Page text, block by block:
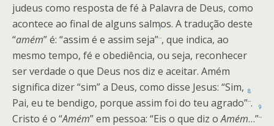
judeus como resposta de fé à Palavra de Deus, como
acontece ao final de alguns salmos. A tradução deste
“amém” é: “assim é e assim seja”
7
, que indica, ao
mesmo tempo, fé e obediência, ou seja, reconhecer
ser verdade o que Deus nos diz e aceitar. Amém
significa dizer “sim” a Deus, como disse Jesus: “Sim,
Pai, eu te bendigo, porque assim foi do teu agrado”
8
.
Cristo é o “Amém” em pessoa: “Eis o que diz oAmém…”
9